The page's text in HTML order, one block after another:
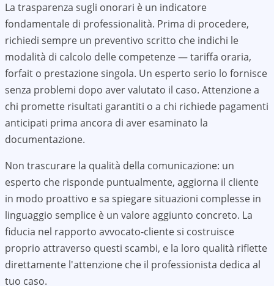
La trasparenza sugli onorari è un indicatore
fondamentale di professionalità. Prima di procedere,
richiedi sempre un preventivo scritto che indichi le
modalità di calcolo delle competenze — tariffa oraria,
forfait o prestazione singola. Un esperto serio lo fornisce
senza problemi dopo aver valutato il caso. Attenzione a
chi promette risultati garantiti o a chi richiede pagamenti
anticipati prima ancora di aver esaminato la
documentazione.
Non trascurare la qualità della comunicazione: un
esperto che risponde puntualmente, aggiorna il cliente
in modo proattivo e sa spiegare situazioni complesse in
linguaggio semplice è un valore aggiunto concreto. La
fiducia nel rapporto avvocato-cliente si costruisce
proprio attraverso questi scambi, e la loro qualità riflette
direttamente l'attenzione che il professionista dedica al
tuo caso.